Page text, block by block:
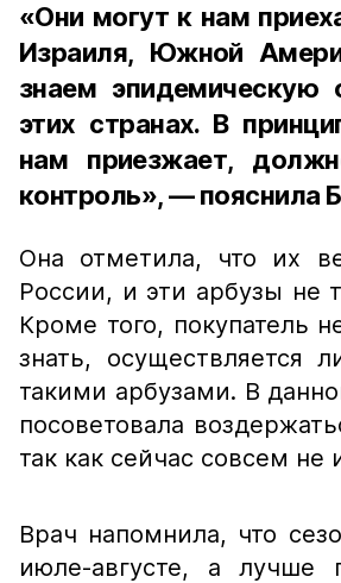
«Они могут к нам
Израиля, Южной
знаем эпидемическую
этих странах. В
нам приезжает,
контроль», — пояснила
Она отметила, что их
России, и эти арбузы не
Кроме того, покупатель
знать, осуществляется
такими арбузами. В
посоветовала
так как сейчас совсем не
Врач напомнила, что
июле-августе, а лучше